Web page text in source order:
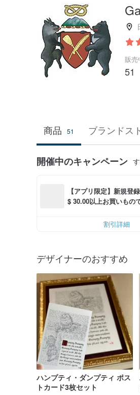
販売
51
商品 51 ブランドス
開催中のキャンペーン
【アプリ限定】新規登
$ 30.00以上お買いもの
割引詳細
デザイナーのおすすめ
ハンプティ・ダンプティ ポス
トカード3枚セット